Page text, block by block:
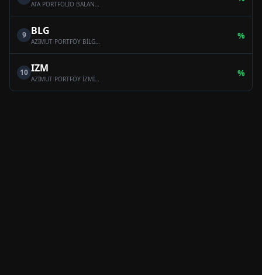
ATA PORTFOLİO BALANCED VARİABLE FUND
9 BLG
AZİMUT PORTFÖY BİLGE SERBEST ÖZEL FON
%
10 IZM
AZİMUT PORTFÖY İZMİR SERBEST (TL) ÖZEL FON
%